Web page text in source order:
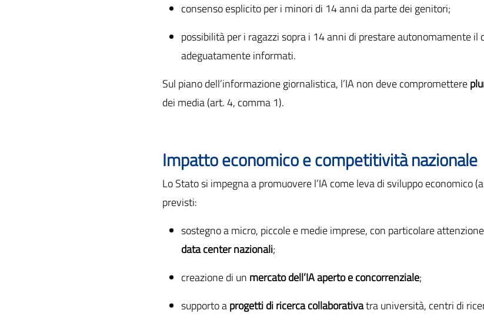
consenso esplicito per i minori di 14 anni da parte dei genitori;
possibilità per i ragazzi sopra i 14 anni di prestare autonomamente il
adeguatamente informati.
Sul piano dell’informazione giornalistica, l’IA non deve compromettere
dei media (art. 4, comma 1).
Impatto economico e competitività nazionale
Lo Stato si impegna a promuovere l’IA come leva di sviluppo economico
previsti:
sostegno a micro, piccole e medie imprese, con particolare
data center nazionali;
creazione di un mercato dell’IA aperto e concorrenziale;
supporto aprogetti di ricerca collaborativatra università, centri di